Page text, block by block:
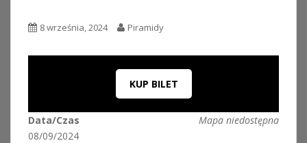
8 września, 2024 Piramidy
KUP BILET
Mapa niedostępna
Data/Czas
08/09/2024